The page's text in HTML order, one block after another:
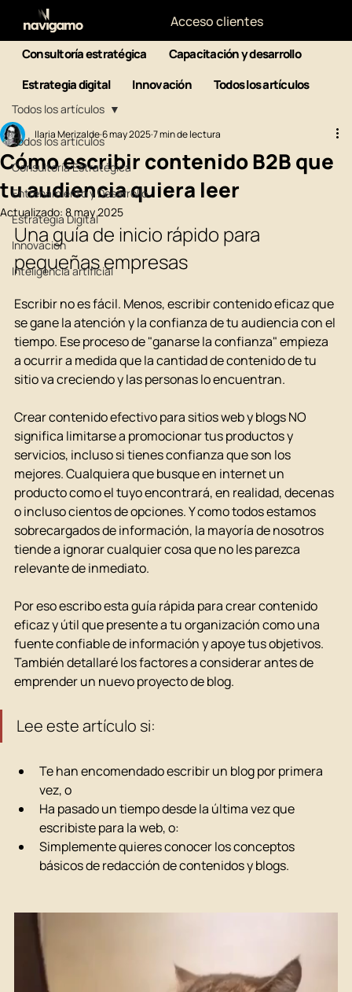
Acceso clientes
Consultoría estratégica
Capacitación y desarrollo
Estrategia digital
Innovación Todos los artículos
Todos los artículos
Consultoría Estratégica
Entrenamiento y Desarrollo
Estrategia Digital
Innovación
Inteligencia artificial
Todos los artículos
Cómo escribir contenido B2B que
tu audiencia quiera leer
Ilaria Merizalde6 may 20257 min de lectura
Actualizado: 8 may 2025
Una guía de inicio rápido para
pequeñas empresas
Escribir no es fácil. Menos, escribir contenido eficaz que
se gane la atención y la confianza de tu audiencia con el
tiempo. Ese proceso de "ganarse la confianza" empieza
a ocurrir a medida que la cantidad de contenido de tu
sitio va creciendo y las personas lo encuentran.
Crear contenido efectivo para sitios web y blogs NO
significa limitarse a promocionar tus productos y
servicios, incluso si tienes confianza que son los
mejores. Cualquiera que busque en internet un
producto como el tuyo encontrará, en realidad, decenas
o incluso cientos de opciones. Y como todos estamos
sobrecargados de información, la mayoría de nosotros
tiende a ignorar cualquier cosa que no les parezca
relevante de inmediato.
Por eso escribo esta guía rápida para crear contenido
eficaz y útil que presente a tu organización como una
fuente confiable de información y apoye tus objetivos.
También detallaré los factores a considerar antes de
emprender un nuevo proyecto de blog.
Lee este artículo si:
Te han encomendado escribir un blog por primera
vez, o
Ha pasado un tiempo desde la última vez que
escribiste para la web, o:
Simplemente quieres conocer los conceptos
básicos de redacción de contenidos y blogs.